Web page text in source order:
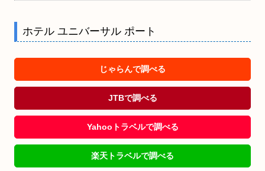
ホテル ユニバーサル ポート
じゃらんで調べる
JTBで調べる
Yahooトラベルで調べる
楽天トラベルで調べる